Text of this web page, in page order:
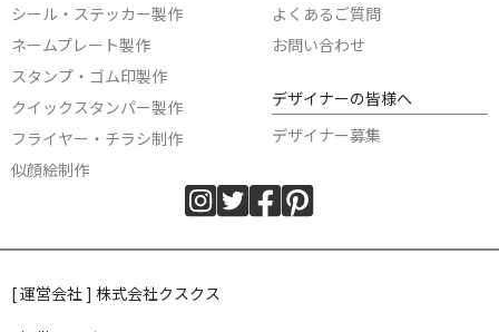
シール・ステッカー製作
ネームプレート製作
スタンプ・ゴム印製作
クイックスタンパー製作
フライヤー・チラシ制作
似顔絵制作
よくあるご質問
お問い合わせ
デザイナーの皆様へ
デザイナー募集
[ 運営会社 ] 株式会社クスクス